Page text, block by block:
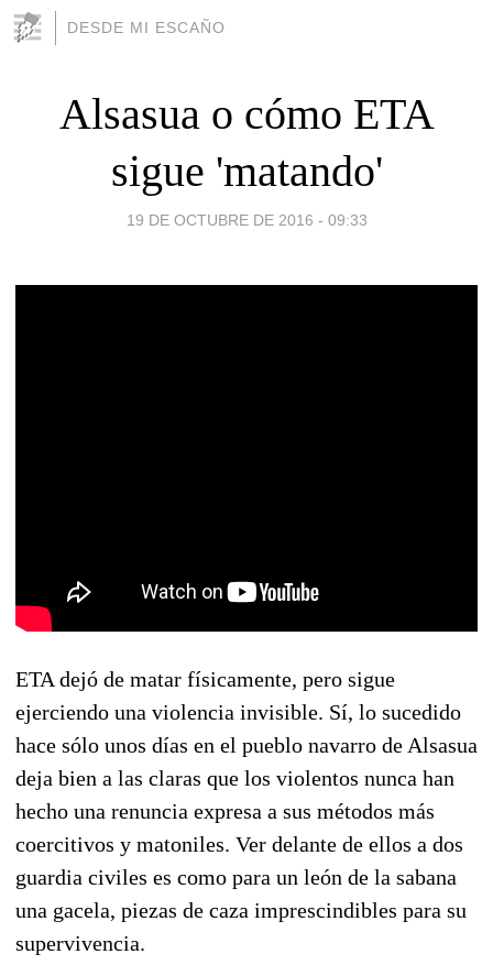
DESDE MI ESCAÑO
Alsasua o cómo ETA
sigue 'matando'
19 DE OCTUBRE DE 2016 - 09:33
ETA dejó de matar físicamente, pero sigue
ejerciendo una violencia invisible. Sí, lo sucedido
hace sólo unos días en el pueblo navarro de Alsasua
deja bien a las claras que los violentos nunca han
hecho una renuncia expresa a sus métodos más
coercitivos y matoniles. Ver delante de ellos a dos
guardia civiles es como para un león de la sabana
una gacela, piezas de caza imprescindibles para su
supervivencia.